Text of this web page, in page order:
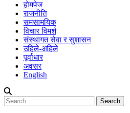
होमपेज
राजनीति
समसामयिक
विचार विमर्श
संस्थागत सेवा र सुशासन
उहिले-अहिले
पूर्वाधार
अवसर
English
Search
for: